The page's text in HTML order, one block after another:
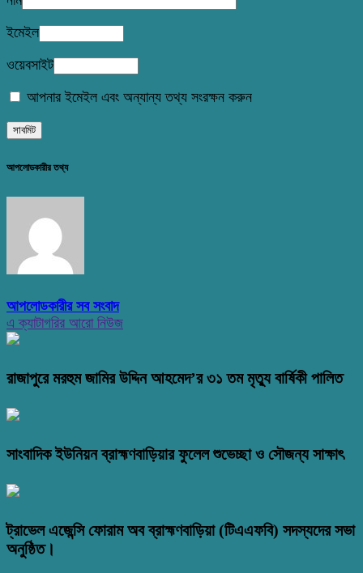
ইমেইল
ওয়েবসাইট
আপনার ইমেইল এবং অন্যান্য তথ্য সংরক্ষন করুন
আপলোডকারীর তথ্য
আপলোডকারীর সব সংবাদ
এ ক্যাটাগরির আরো নিউজ
রাজাপুরে মরহুম জামির উদ্দিন আহমেদ’র ৩১ তম মৃত্যু বার্ষিকী পালিত
সাংবাদিক ইউনিয়ন ব্রাহ্মণবাড়িয়ার ফুলেল শুভেচ্ছা ও সৌজন্য সাক্ষাৎ
ট্রাভেল এজেন্সি ফোরাম অব ব্রাহ্মণবাড়িয়া (টিএএফবি) সদস্যদের সভা
অনুষ্ঠিত।